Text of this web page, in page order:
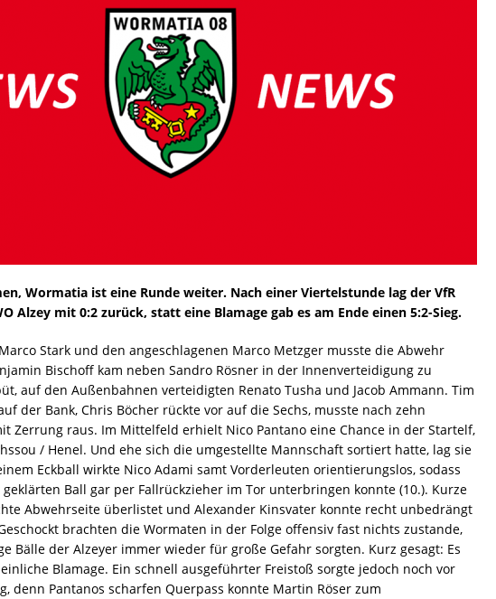
Wormatia ist eine Runde weiter. Nach einer Viertelstunde lag der VfR
Alzey mit 0:2 zurück, statt eine Blamage gab es am Ende einen 5:2-Sieg.
Stark und den angeschlagenen Marco Metzger musste die Abwehr
Bischoff kam neben Sandro Rösner in der Innenverteidigung zu
auf den Außenbahnen verteidigten Renato Tusha und Jacob Ammann. Tim
der Bank, Chris Böcher rückte vor auf die Sechs, musste nach zehn
Zerrung raus. Im Mittelfeld erhielt Nico Pantano eine Chance in der Startelf,
/ Henel. Und ehe sich die umgestellte Mannschaft sortiert hatte, lag sie
Eckball wirkte Nico Adami samt Vorderleuten orientierungslos, sodass
Ball gar per Fallrückzieher im Tor unterbringen konnte (10.). Kurze
Abwehrseite überlistet und Alexander Kinsvater konnte recht unbedrängt
brachten die Wormaten in der Folge offensiv fast nichts zustande,
Bälle der Alzeyer immer wieder für große Gefahr sorgten. Kurz gesagt: Es
Blamage. Ein schnell ausgeführter Freistoß sorgte jedoch noch vor
denn Pantanos scharfen Querpass konnte Martin Röser zum